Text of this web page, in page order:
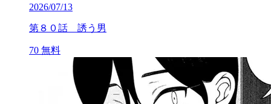
2026/07/13
第８０話 誘う男
70 無料